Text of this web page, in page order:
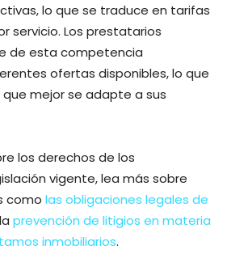
lo que se traduce en tarifas
servicio. Los prestatarios
de esta competencia
ofertas disponibles, lo que
mejor se adapte a sus
los derechos de los
vigente, lea más sobre
como las obligaciones legales de
prevención de litigios en materia
inmobiliarios.